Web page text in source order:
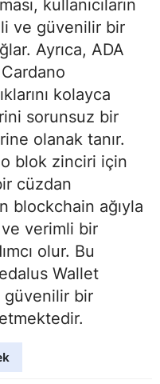
kullanıcıların
ve güvenilir bir
Ayrıca, ADA
kolayca
sorunsuz bir
olanak tanır.
blok zinciri için
cüzdan
blockchain ağıyla
ve verimli bir
olur. Bu
Wallet
güvenilir bir